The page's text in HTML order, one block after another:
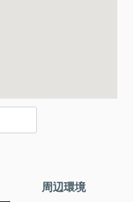
周辺環境